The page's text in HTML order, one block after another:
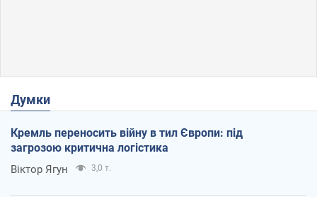
Думки
Кремль переносить війну в тил Європи: під
загрозою критична логістика
Віктор Ягун 3,0 т.